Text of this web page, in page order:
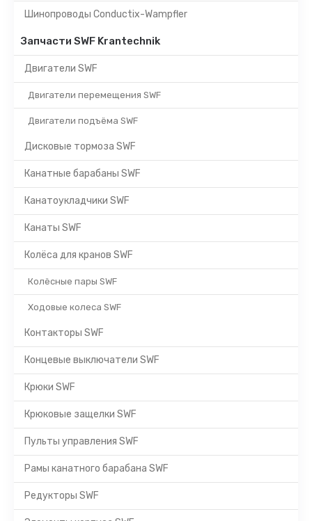
Шинопроводы Conductix-Wampfler
Запчасти SWF Krantechnik
Двигатели SWF
Двигатели перемещения SWF
Двигатели подъёма SWF
Дисковые тормоза SWF
Канатные барабаны SWF
Канатоукладчики SWF
Канаты SWF
Колёса для кранов SWF
Колёсные пары SWF
Ходовые колеса SWF
Контакторы SWF
Концевые выключатели SWF
Крюки SWF
Крюковые защелки SWF
Пульты управления SWF
Рамы канатного барабана SWF
Редукторы SWF